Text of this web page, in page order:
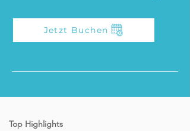
Jetzt Buchen
Top Highlights